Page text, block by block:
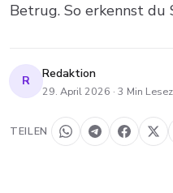
Betrug. So erkennst du
R Redaktion
29. April 2026 · 3 Min
TEILEN